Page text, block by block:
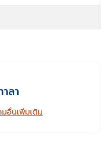
ลา
อื่นเพิ่มเติม